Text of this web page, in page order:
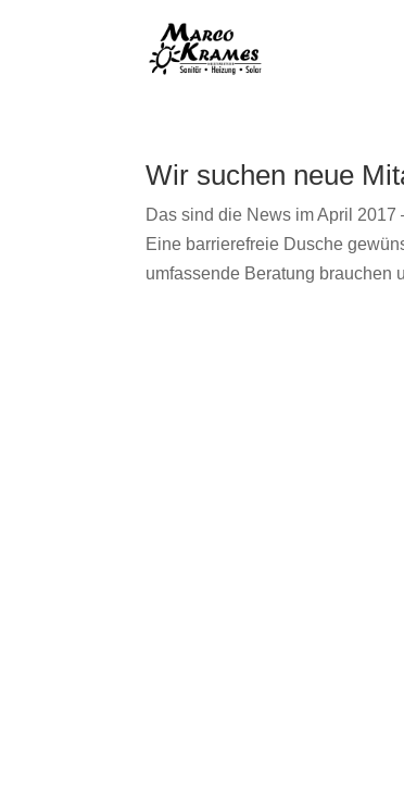
Wir suchen neue
Das sind die News im April
Eine barrierefreie Dusche
umfassende Beratung brauchen